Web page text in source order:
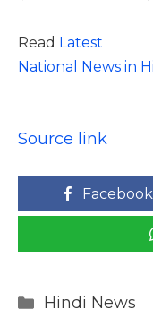
Read Latest
National News in
Source link
Facebook
Categories
Hindi News